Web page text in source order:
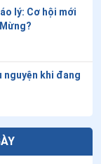
lý: Cơ hội mới
nguyện khi đang
niên